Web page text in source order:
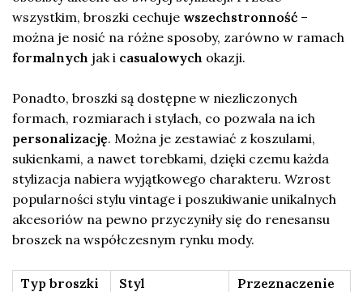
wszystkim, broszki cechuje wszechstronność –
można je nosić na różne sposoby, zarówno w ramach
formalnych jak i casualowych okazji.
Ponadto, broszki są dostępne w niezliczonych
formach, rozmiarach i stylach, co pozwala na ich
personalizację. Można je zestawiać z koszulami,
sukienkami, a nawet torebkami, dzięki czemu każda
stylizacja nabiera wyjątkowego charakteru. Wzrost
popularności stylu vintage i poszukiwanie unikalnych
akcesoriów na pewno przyczyniły się do renesansu
broszek na współczesnym rynku mody.
Typ broszki Styl Przeznaczenie